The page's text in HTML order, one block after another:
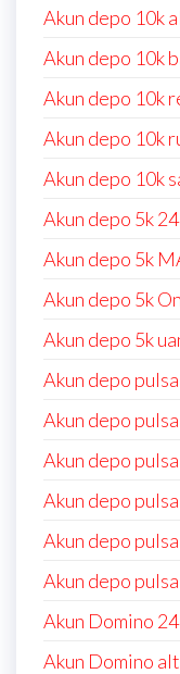
Akun depo 10k
Akun depo 10k
Akun depo 10k
Akun depo 10k
Akun depo 10k
Akun depo 5k
Akun depo 5k
Akun depo 5k
Akun depo 5k
Akun depo
Akun depo
Akun depo
Akun depo
Akun depo
Akun depo
Akun Domino 24
Akun Domino